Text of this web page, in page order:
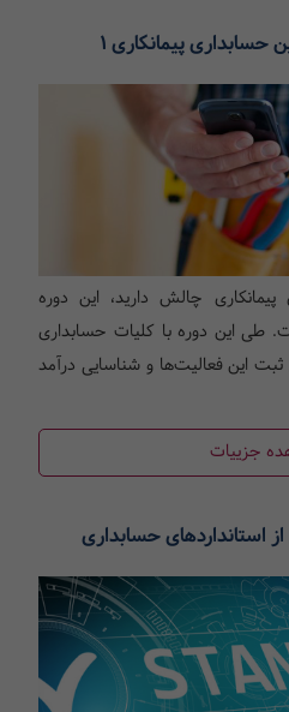
حسابداری پیمانکاری 1
پیمانکاری چالش دارید، این دوره
طی این دوره با کلیات حسابداری
این فعالیت‌ها و شناسایی درآمد
جزییات
استانداردهای حسابداری